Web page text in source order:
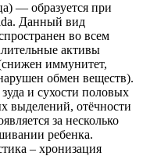
— образуется при
Данный вид
во всем
активы
иммунитет,
обмен веществ).
и сухости половых
выделений, отёчности
за несколько
ребенка.
– хронизация